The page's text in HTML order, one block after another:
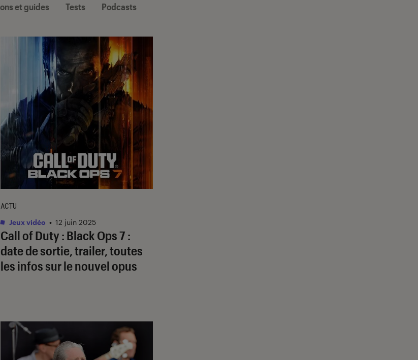
et guides Tests Podcasts
Call of Duty : Black Ops 7 :
date de sortie, trailer, toutes
les infos sur le nouvel opus
ACTU
Jeux vidéo • 12 juin 2025